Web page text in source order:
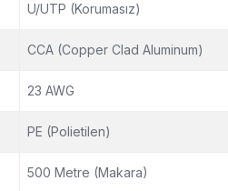
U/UTP (Korumasız)
CCA (Copper Clad Aluminum)
23 AWG
PE (Polietilen)
500 Metre (Makara)